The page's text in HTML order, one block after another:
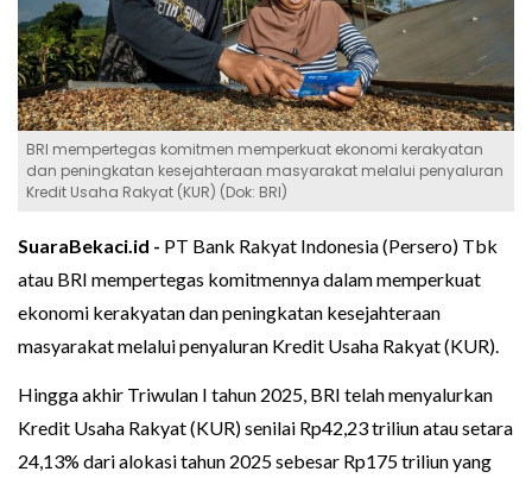
BRI mempertegas komitmen memperkuat ekonomi kerakyatan
dan peningkatan kesejahteraan masyarakat melalui penyaluran
Kredit Usaha Rakyat (KUR) (Dok: BRI)
SuaraBekaci.id - PT Bank Rakyat Indonesia (Persero) Tbk
atau BRI mempertegas komitmennya dalam memperkuat
ekonomi kerakyatan dan peningkatan kesejahteraan
masyarakat melalui penyaluran Kredit Usaha Rakyat (KUR).
Hingga akhir Triwulan I tahun 2025, BRI telah menyalurkan
Kredit Usaha Rakyat (KUR) senilai Rp42,23 triliun atau setara
24,13% dari alokasi tahun 2025 sebesar Rp175 triliun yang